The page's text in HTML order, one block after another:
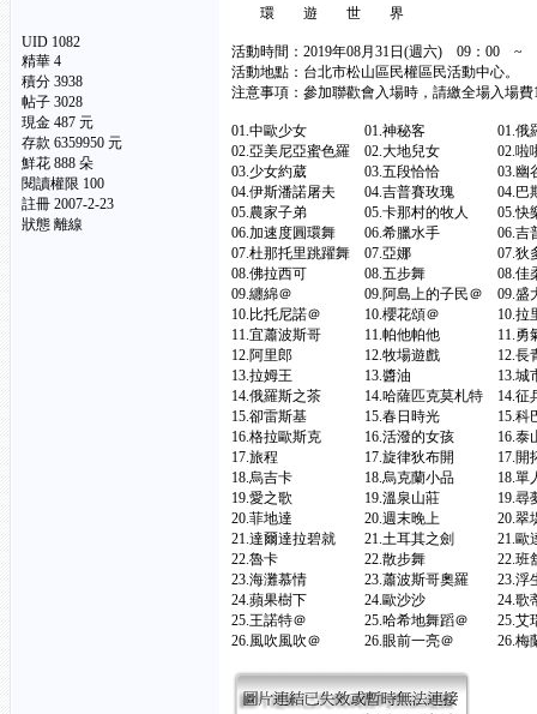
UID 1082
精華 4
積分 3938
帖子 3028
現金 487 元
存款 6359950 元
鮮花 888 朵
閱讀權限 100
註冊 2007-2-23
狀態 離線
環 遊 世 界
活動時間：2019年08月31日(週六) 09：00 ~
活動地點：台北市松山區民權區民活動中心。
注意事項：參加聯歡會入場時，請繳全場入場費
01.中歐少女 01.神秘客 01.俄羅
02.亞美尼亞蜜色羅 02.大地兒女 02.啦
03.少女約葳 03.五段恰恰 03.幽
04.伊斯潘諾屠夫 04.吉普賽玫瑰 04.巴
05.農家子弟 05.卡那村的牧人 05.
06.加速度圓環舞 06.希臘水手 06.吉
07.杜那托里跳躍舞 07.亞娜 07.狄多
08.佛拉西可 08.五步舞 08.
09.纏綿＠ 09.阿島上的子民＠ 09.盛大
10.比托尼諾＠ 10.櫻花頌＠ 10.拉里
11.宜蕭波斯哥 11.帕他帕他
12.阿里郎 12.牧場遊戲 12.長青
13.拉姆王 13.醬油 13.城市
14.俄羅斯之茶 14.哈薩匹克莫札特
15.卻雷斯基 15.春日時光 15.
16.格拉歐斯克 16.活潑的女孩
17.旅程 17.旋律狄布開 17.開
18.烏吉卡 18.烏克蘭小品 18.單
19.愛之歌 19.溫泉山莊 19.尋夢
20.菲地達 20.週末晚上 20.翠
21.達爾達拉碧就 21.土耳其之劍 21.歐達
22.魯卡 22.散步舞 22.班舒
23.海灘慕情 23.蕭波斯哥奧羅 23.浮
24.蘋果樹下 24.歐沙沙 24.
25.王諾特＠ 25.哈希地舞蹈＠ 25.艾
26.風吹風吹＠ 26.眼前一亮＠ 26.